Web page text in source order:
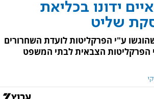
ידונו בכליאת
שליט
בקשות שהוגשו ע"י הפרקליטות לועדת השחרורים
ע"י הפרקליטות הצבאית לבתי המשפט